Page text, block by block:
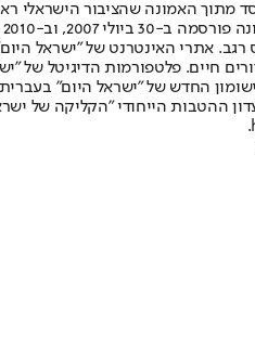
מתוך האמונה שהציבור הישראלי
חיים. פלטפורמות הדיגיטל של
והיישומון החדש של "ישראל היום"
ההטבות הייחודי "הקליקה של